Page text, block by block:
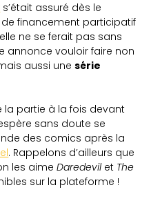
s’était assuré dès le
financement participatif
ne se ferait pas sans
annonce vouloir faire non
aussi unesérie
la partie à la fois devant
sans doute se
des comics après la
. Rappelons d’ailleurs que
les aimeDaredevilet The
sur la plateforme !